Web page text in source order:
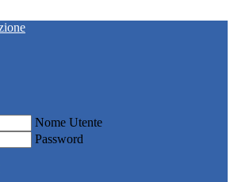
Nome Utente
Password